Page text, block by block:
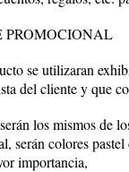
PROMOCIONAL
se utilizaran
del cliente y que
los mismos de
serán colores
importancia,